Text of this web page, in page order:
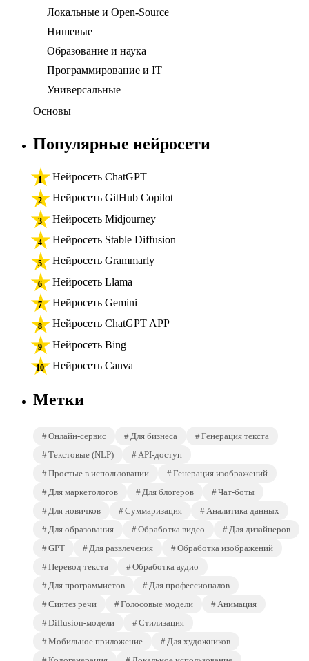
Локальные и Open-Source
Нишевые
Образование и наука
Программирование и IT
Универсальные
Основы
Популярные нейросети
Нейросеть ChatGPT
Нейросеть GitHub Copilot
Нейросеть Midjourney
Нейросеть Stable Diffusion
Нейросеть Grammarly
Нейросеть Llama
Нейросеть Gemini
Нейросеть ChatGPT APP
Нейросеть Bing
Нейросеть Canva
Метки
Онлайн-сервис Для бизнеса
Генерация текста
Текстовые (NLP)
API-доступ
Простые в использовании
Генерация изображений
Для маркетологов
Для блогеров
Чат-боты
Для новичков
Суммаризация
Аналитика данных
Для образования
Обработка видео
Для дизайнеров
GPT
Для развлечения
Обработка изображений
Перевод текста
Обработка аудио
Для программистов
Для профессионалов
Синтез речи
Голосовые модели
Анимация
Diffusion-модели
Стилизация
Мобильное приложение
Для художников